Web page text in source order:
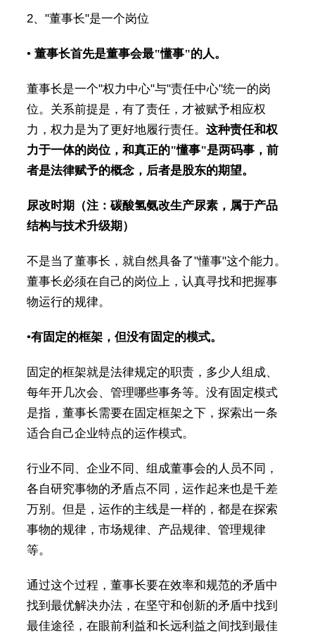
2、"董事长"是一个岗位
• 董事长首先是董事会最"懂事"的人。
董事长是一个"权力中心"与"责任中心"统一的岗
位。关系前提是，有了责任，才被赋予相应权
力，权力是为了更好地履行责任。 这种责任和权
力于一体的岗位，和真正的"懂事"是两码事，前
者是法律赋予的概念，后者是股东的期望。
尿改时期（注：碳酸氢氨改生产尿素，属于产品
结构与技术升级期）
不是当了董事长，就自然具备了"懂事"这个能力。
董事长必须在自己的岗位上，认真寻找和把握事
物运行的规律。
•有固定的框架，但没有固定的模式。
固定的框架就是法律规定的职责，多少人组成、
每年开几次会、管理哪些事务等。没有固定模式
是指，董事长需要在固定框架之下，探索出一条
适合自己企业特点的运作模式。
行业不同、企业不同、组成董事会的人员不同，
各自研究事物的矛盾点不同，运作起来也是千差
万别。但是，运作的主线是一样的，都是在探索
事物的规律，市场规律、产品规律、管理规律
等。
通过这个过程，董事长要在效率和规范的矛盾中
找到最优解决办法，在坚守和创新的矛盾中找到
最佳途径，在眼前利益和长远利益之间找到最佳